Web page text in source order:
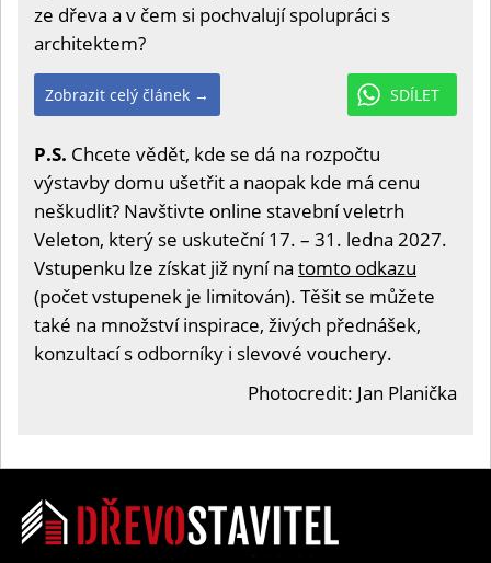
ze dřeva a v čem si pochvalují spolupráci s
architektem?
SDÍLET
Zobrazit celý článek →
P.S. Chcete vědět, kde se dá na rozpočtu
výstavby domu ušetřit a naopak kde má cenu
neškudlit? Navštivte online stavební veletrh
Veleton, který se uskuteční 17. – 31. ledna 2027.
Vstupenku lze získat již nyní na tomto odkazu
(počet vstupenek je limitován). Těšit se můžete
také na množství inspirace, živých přednášek,
konzultací s odborníky i slevové vouchery.
Photocredit: Jan Planička